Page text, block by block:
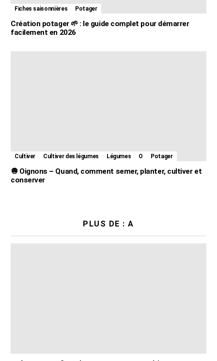
Fiches saisonnières Potager
Création potager 🌱 : le guide complet pour démarrer
facilement en 2026
Cultiver Cultiver des légumes Légumes O Potager
🧅 Oignons – Quand, comment semer, planter, cultiver et
conserver
PLUS DE :A